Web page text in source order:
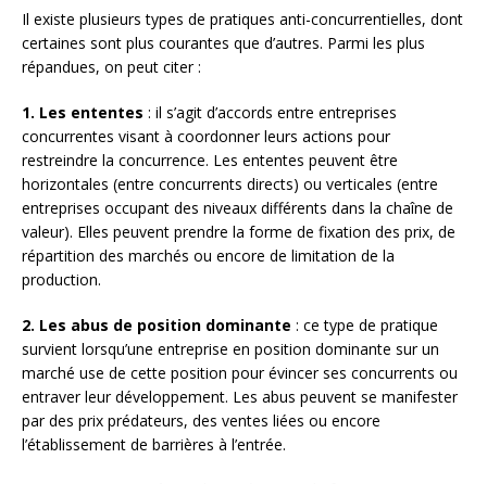
Il existe plusieurs types de pratiques anti-concurrentielles, dont
certaines sont plus courantes que d’autres. Parmi les plus
répandues, on peut citer :
1. Les ententes : il s’agit d’accords entre entreprises
concurrentes visant à coordonner leurs actions pour
restreindre la concurrence. Les ententes peuvent être
horizontales (entre concurrents directs) ou verticales (entre
entreprises occupant des niveaux différents dans la chaîne de
valeur). Elles peuvent prendre la forme de fixation des prix, de
répartition des marchés ou encore de limitation de la
production.
2. Les abus de position dominante : ce type de pratique
survient lorsqu’une entreprise en position dominante sur un
marché use de cette position pour évincer ses concurrents ou
entraver leur développement. Les abus peuvent se manifester
par des prix prédateurs, des ventes liées ou encore
l’établissement de barrières à l’entrée.